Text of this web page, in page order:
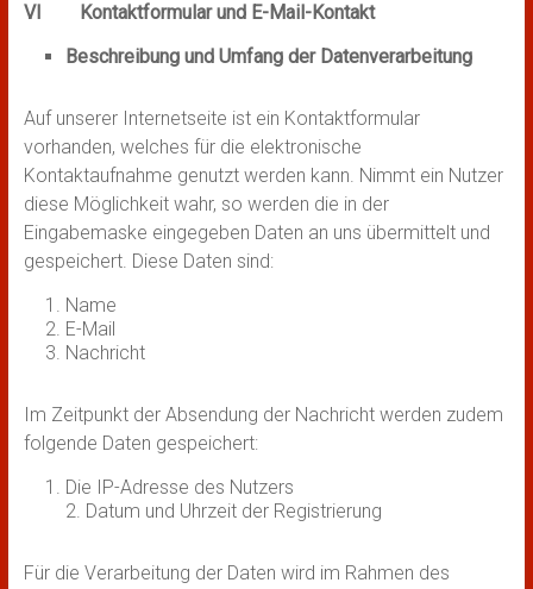
VI Kontaktformular und E-Mail-Kontakt
Beschreibung und Umfang der Datenverarbeitung
Auf unserer Internetseite ist ein Kontaktformular
vorhanden, welches für die elektronische
Kontaktaufnahme genutzt werden kann. Nimmt ein Nutzer
diese Möglichkeit wahr, so werden die in der
Eingabemaske eingegeben Daten an uns übermittelt und
gespeichert. Diese Daten sind:
Name
E-Mail
Nachricht
Im Zeitpunkt der Absendung der Nachricht werden zudem
folgende Daten gespeichert:
Die IP-Adresse des Nutzers
2. Datum und Uhrzeit der Registrierung
Für die Verarbeitung der Daten wird im Rahmen des